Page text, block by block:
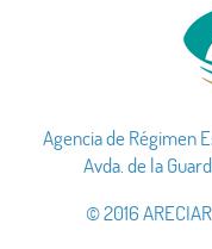
Agencia de Régimen
Avda. de la
© 2016